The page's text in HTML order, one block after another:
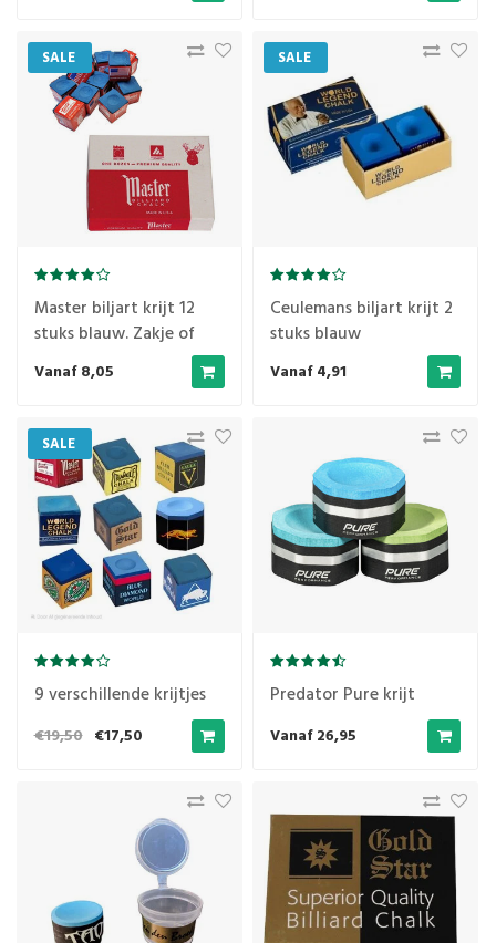
SALE
Master biljart krijt 12
stuks blauw. Zakje of
doosje.
Vanaf 8,05
SALE
Ceulemans biljart krijt 2
stuks blauw
Vanaf 4,91
SALE
9 verschillende krijtjes
€19,50 €17,50
Predator Pure krijt
Vanaf 26,95